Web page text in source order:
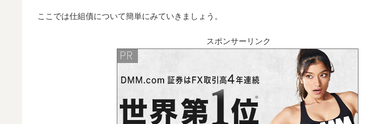
ここでは仕組債について簡単にみていきましょう。
スポンサーリンク